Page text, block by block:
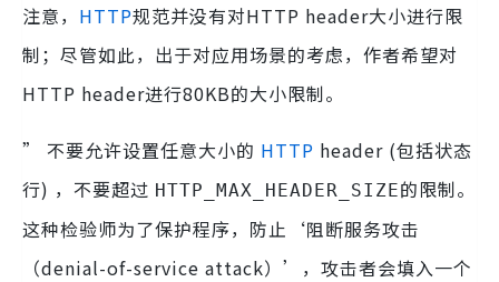
注意， HTTP规范并没有对HTTP header大小进行限
制；尽管如此，出于对应用场景的考虑，作者希望对
HTTP header进行80KB的大小限制。
” 不要允许设置任意大小的 HTTP header (包括状态
行) ，不要超过 HTTP_MAX_HEADER_SIZE的限制。
这种检验师为了保护程序，防止‘阻断服务攻击
（denial-of-service attack）’，攻击者会填入一个